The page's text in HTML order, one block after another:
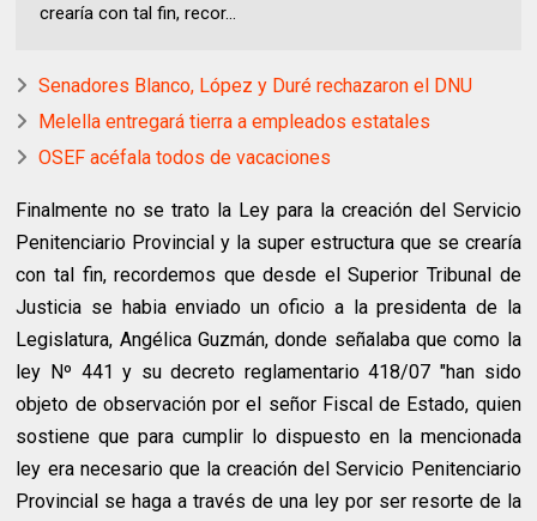
crearía con tal fin, recor...
Senadores Blanco, López y Duré rechazaron el DNU
Melella entregará tierra a empleados estatales
OSEF acéfala todos de vacaciones
Finalmente no se trato la Ley para la creación del Servicio
Penitenciario Provincial y la super estructura que se crearía
con tal fin, recordemos que desde el Superior Tribunal de
Justicia se habia enviado un oficio a la presidenta de la
Legislatura, Angélica Guzmán, donde señalaba que como la
ley Nº 441 y su decreto reglamentario 418/07 "han sido
objeto de observación por el señor Fiscal de Estado, quien
sostiene que para cumplir lo dispuesto en la mencionada
ley era necesario que la creación del Servicio Penitenciario
Provincial se haga a través de una ley por ser resorte de la